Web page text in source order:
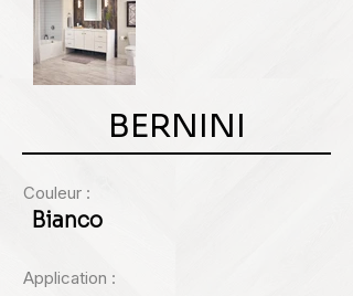
BERNINI
Couleur :
Bianco
Application :